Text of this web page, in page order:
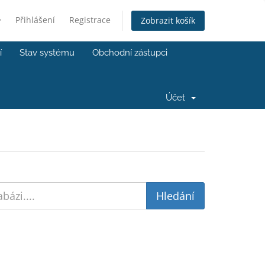
Přihlášení Registrace Zobrazit košík
Stav systému Obchodní zástupci
Účet